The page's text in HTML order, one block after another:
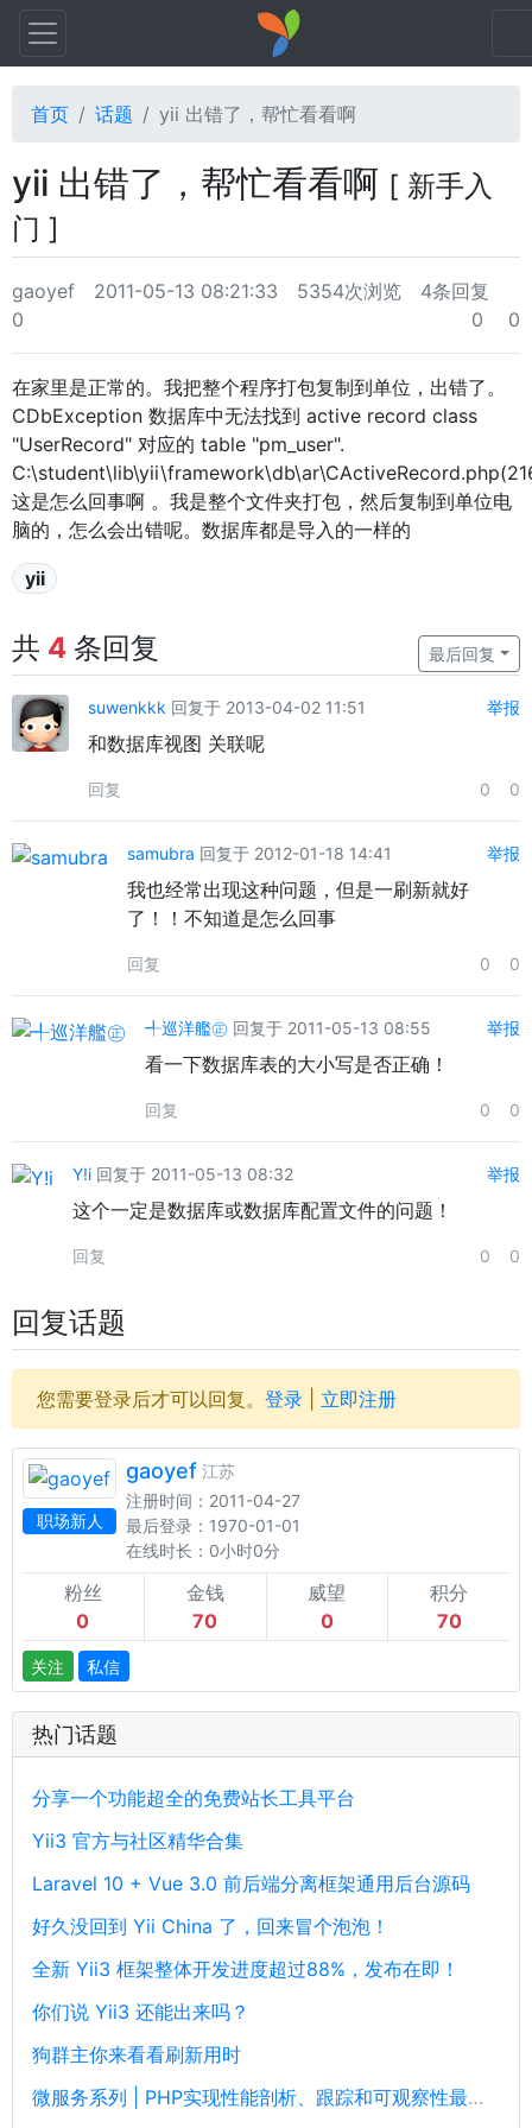
首页 话题 yii 出错了，帮忙看看啊
yii 出错了，帮忙看看啊 [ 新手入
门 ]
gaoyef 2011-05-13 08:21:33 5354次浏览
4条回复
0
0 0
在家里是正常的。我把整个程序打包复制到单位，出错了。
CDbException 数据库中无法找到 active record class
"UserRecord" 对应的 table "pm_user".
这是怎么回事啊 。我是整个文件夹打包，然后复制到单位电
脑的，怎么会出错呢。数据库都是导入的一样的
yii
共 4 条回复 最后回复
suwenkkk 回复于 2013-04-02 11:51 举报
和数据库视图 关联呢
回复 0 0
samubra 回复于 2012-01-18 14:41 举报
我也经常出现这种问题，但是一刷新就好
了！！不知道是怎么回事
回复 0 0
╃巡洋艦㊣ 回复于 2011-05-13 08:55 举报
看一下数据库表的大小写是否正确！
回复 0 0
Y!i 回复于 2011-05-13 08:32 举报
这个一定是数据库或数据库配置文件的问题！
回复 0 0
回复话题
您需要登录后才可以回复。 登录 立即注册
职场新人
gaoyef 江苏
注册时间：2011-04-27
最后登录：1970-01-01
在线时长：0小时0分
粉丝
0
金钱
70
威望
0
积分
70
关注 私信
热门话题
分享一个功能超全的免费站长工具平台
Yii3 官方与社区精华合集
Laravel 10 + Vue 3.0 前后端分离框架通用后台源码
好久没回到 Yii China 了，回来冒个泡泡！
全新 Yii3 框架整体开发进度超过88%，发布在即！
你们说 Yii3 还能出来吗？
狗群主你来看看刷新用时
微服务系列 | PHP实现性能剖析、跟踪和可观察性最佳实践